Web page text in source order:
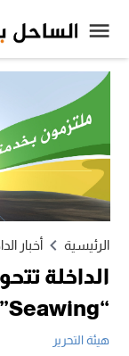
الرئيسية أخبار
الداخلة
“Seawing” البحرية الخضراء
هيئة التحرير